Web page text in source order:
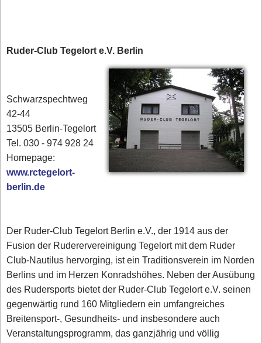
Ruder-Club Tegelort e.V. Berlin
Schwarzspechtweg
42-44
13505 Berlin-Tegelort
Tel. 030 - 974 928 24
Homepage:
www.rctegelort-
berlin.de
Der Ruder-Club Tegelort Berlin e.V., der 1914 aus der
Fusion der Ruderervereinigung Tegelort mit dem Ruder
Club-Nautilus hervorging, ist ein Traditionsverein im Norden
Berlins und im Herzen Konradshöhes. Neben der Ausübung
des Rudersports bietet der Ruder-Club Tegelort e.V. seinen
gegenwärtig rund 160 Mitgliedern ein umfangreiches
Breitensport-, Gesundheits- und insbesondere auch
Veranstaltungsprogramm, das ganzjährig und völlig